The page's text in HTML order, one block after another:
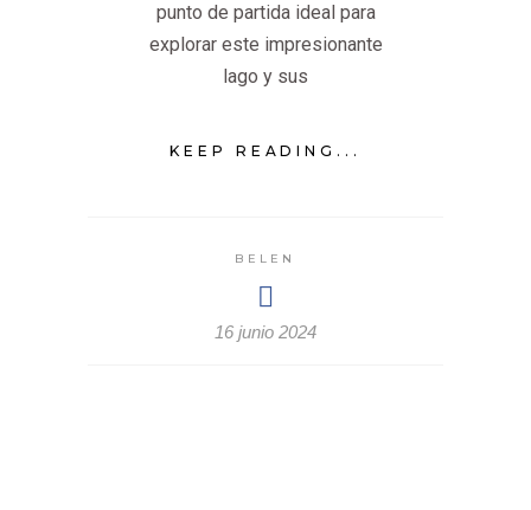
punto de partida ideal para
explorar este impresionante
lago y sus
KEEP READING...
BELEN
16 junio 2024